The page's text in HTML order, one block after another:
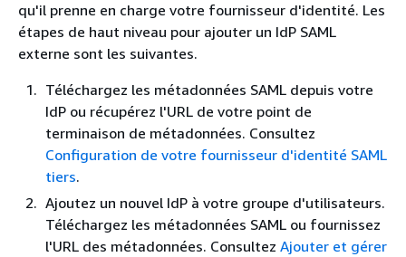
qu'il prenne en charge votre fournisseur d'identité. Les
étapes de haut niveau pour ajouter un IdP SAML
externe sont les suivantes.
Téléchargez les métadonnées SAML depuis votre
IdP ou récupérez l'URL de votre point de
terminaison de métadonnées. Consultez
Configuration de votre fournisseur d'identité SAML
tiers.
Ajoutez un nouvel IdP à votre groupe d'utilisateurs.
Téléchargez les métadonnées SAML ou fournissez
l'URL des métadonnées. Consultez Ajouter et gérer